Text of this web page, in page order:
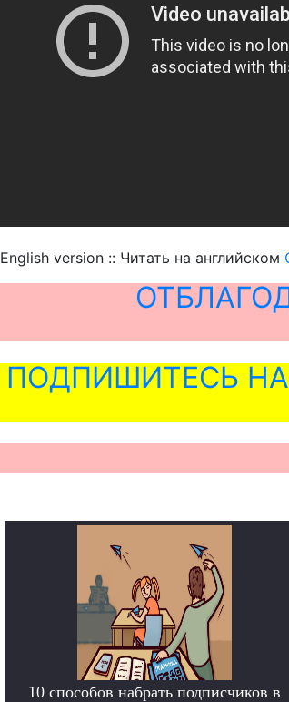
English version :: Читать на английском
ПОДПИШИТЕСЬ
10 способов набрать подписчиков в